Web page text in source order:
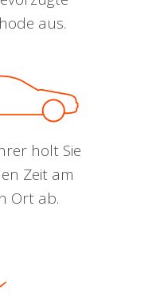
aus.
holt Sie
Zeit am
Ort ab.